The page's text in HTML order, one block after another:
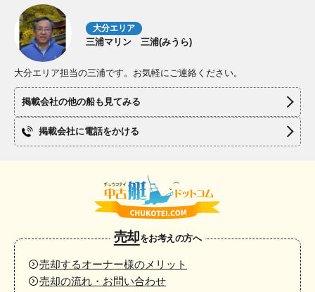
大分エリア
三浦マリン 三浦(みうら)
大分エリア担当の三浦です。お気軽にご連絡ください。
掲載会社の他の船も見てみる
掲載会社に電話をかける
売却をお考えの方へ
売却するオーナー様のメリット
売却の流れ・お問い合わせ